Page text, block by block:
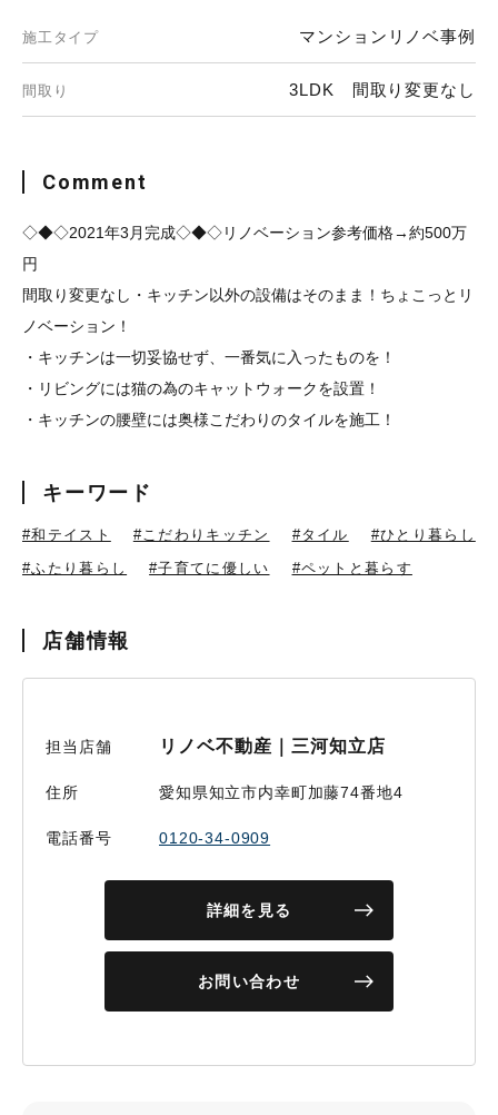
施工タイプ マンションリノベ事例
間取り 3LDK 間取り変更なし
Comment
◇◆◇2021年3月完成◇◆◇リノベーション参考価格→約500万
円
間取り変更なし・キッチン以外の設備はそのまま！ちょこっとリ
ノベーション！
・キッチンは一切妥協せず、一番気に入ったものを！
・リビングには猫の為のキャットウォークを設置！
・キッチンの腰壁には奥様こだわりのタイルを施工！
キーワード
#和テイスト #こだわりキッチン #タイル
#ひとり暮らし
#ふたり暮らし
#子育てに優しい #ペットと暮らす
店舗情報
担当店舗 リノベ不動産｜三河知立店
住所 愛知県知立市内幸町加藤74番地4
電話番号 0120-34-0909
詳細を見る
お問い合わせ